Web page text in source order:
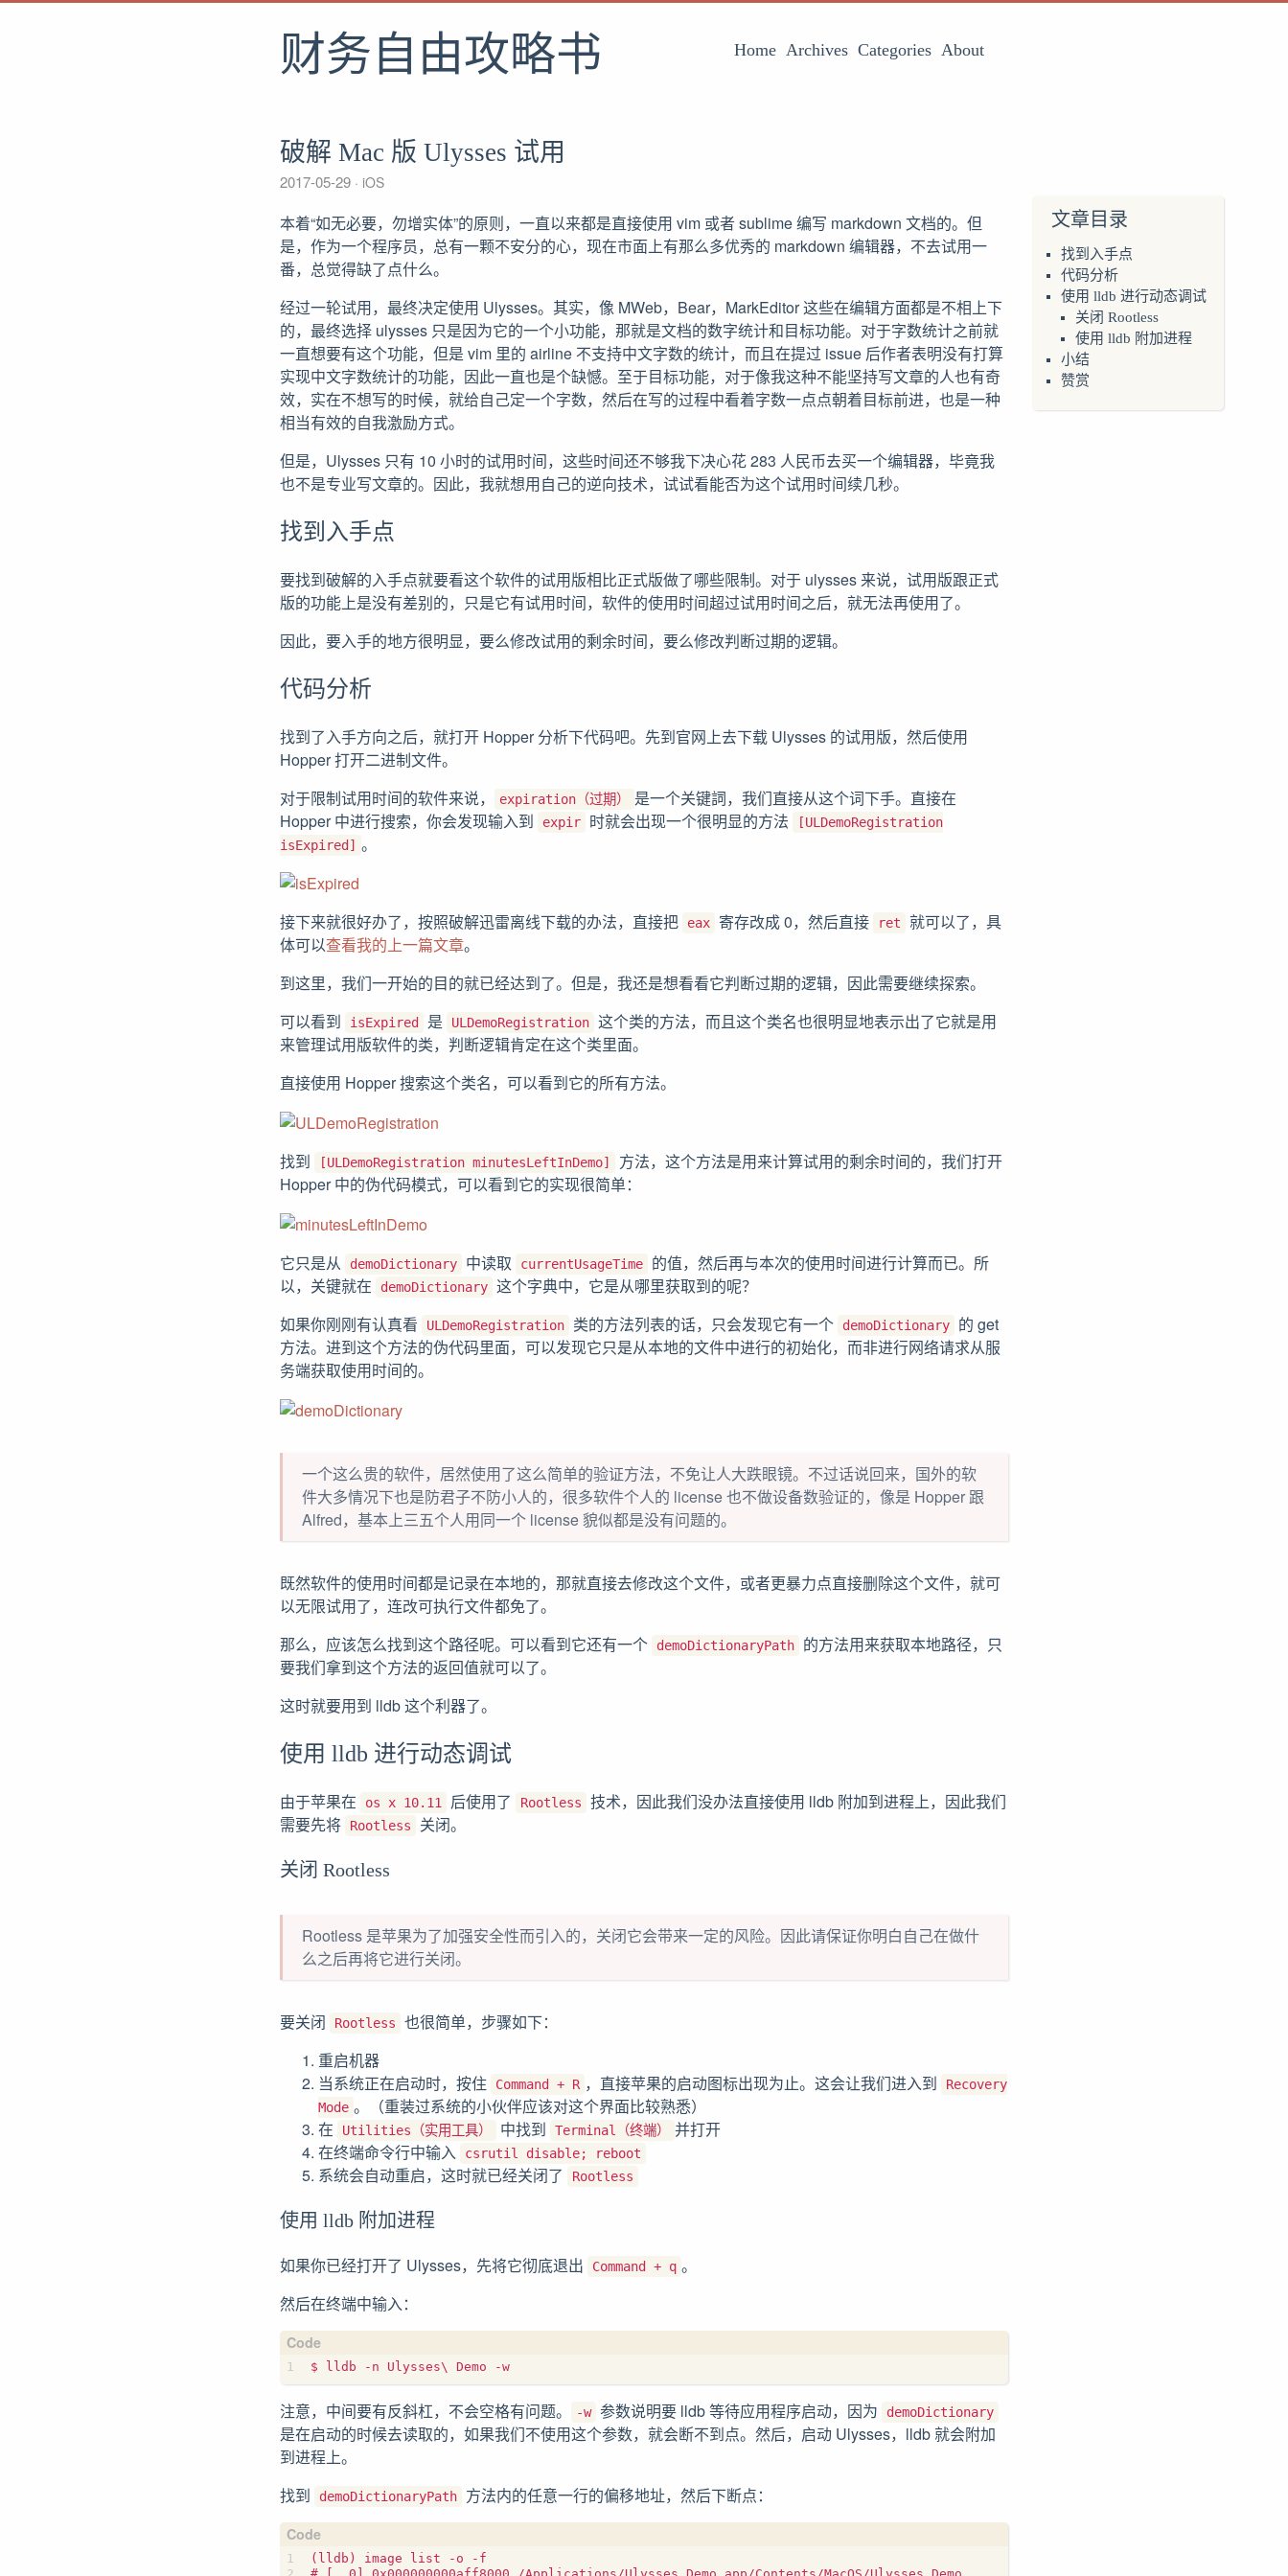
财务自由攻略书 Home Archives Categories About
破解 Mac 版 Ulysses 试用
2017-05-29 iOS
文章目录
找到入手点
代码分析
使用 lldb 进行动态调试
关闭 Rootless
使用 lldb 附加进程
小结
赞赏
本着“如无必要，勿增实体”的原则，一直以来都是直接使用 vim 或者 sublime 编写 markdown 文档的。但
是，作为一个程序员，总有一颗不安分的心，现在市面上有那么多优秀的 markdown 编辑器，不去试用一
番，总觉得缺了点什么。
经过一轮试用，最终决定使用 Ulysses。其实，像 MWeb，Bear，MarkEditor 这些在编辑方面都是不相上下
的，最终选择 ulysses 只是因为它的一个小功能，那就是文档的数字统计和目标功能。对于字数统计之前就
一直想要有这个功能，但是 vim 里的 airline 不支持中文字数的统计，而且在提过 issue 后作者表明没有打算
实现中文字数统计的功能，因此一直也是个缺憾。至于目标功能，对于像我这种不能坚持写文章的人也有奇
效，实在不想写的时候，就给自己定一个字数，然后在写的过程中看着字数一点点朝着目标前进，也是一种
相当有效的自我激励方式。
但是，Ulysses 只有 10 小时的试用时间，这些时间还不够我下决心花 283 人民币去买一个编辑器，毕竟我
也不是专业写文章的。因此，我就想用自己的逆向技术，试试看能否为这个试用时间续几秒。
找到入手点
要找到破解的入手点就要看这个软件的试用版相比正式版做了哪些限制。对于 ulysses 来说，试用版跟正式
版的功能上是没有差别的，只是它有试用时间，软件的使用时间超过试用时间之后，就无法再使用了。
因此，要入手的地方很明显，要么修改试用的剩余时间，要么修改判断过期的逻辑。
代码分析
找到了入手方向之后，就打开 Hopper 分析下代码吧。先到官网上去下载 Ulysses 的试用版，然后使用
Hopper 打开二进制文件。
对于限制试用时间的软件来说，
expiration（过期）
是一个关键詞，我们直接从这个词下手。直接在
Hopper 中进行搜索，你会发现输入到
expir 时就会出现一个很明显的方法
[ULDemoRegistration
isExpired] 。
接下来就很好办了，按照破解迅雷离线下载的办法，直接把 eax 寄存改成 0，然后直接 ret
就可以了，具
体可以查看我的上一篇文章。
到这里，我们一开始的目的就已经达到了。但是，我还是想看看它判断过期的逻辑，因此需要继续探索。
可以看到
isExpired 是 ULDemoRegistration 这个类的方法，而且这个类名也很明显地表示出了它就是用
来管理试用版软件的类，判断逻辑肯定在这个类里面。
直接使用 Hopper 搜索这个类名，可以看到它的所有方法。
找到 [ULDemoRegistration minutesLeftInDemo]
方法，这个方法是用来计算试用的剩余时间的，我们打开
Hopper 中的伪代码模式，可以看到它的实现很简单：
它只是从 demoDictionary 中读取 currentUsageTime
的值，然后再与本次的使用时间进行计算而已。所
以，关键就在
demoDictionary 这个字典中，它是从哪里获取到的呢？
如果你刚刚有认真看
ULDemoRegistration 类的方法列表的话，只会发现它有一个 demoDictionary
的 get
方法。进到这个方法的伪代码里面，可以发现它只是从本地的文件中进行的初始化，而非进行网络请求从服
务端获取使用时间的。
一个这么贵的软件，居然使用了这么简单的验证方法，不免让人大跌眼镜。不过话说回来，国外的软
件大多情况下也是防君子不防小人的，很多软件个人的 license 也不做设备数验证的，像是 Hopper 跟
Alfred，基本上三五个人用同一个 license 貌似都是没有问题的。
既然软件的使用时间都是记录在本地的，那就直接去修改这个文件，或者更暴力点直接删除这个文件，就可
以无限试用了，连改可执行文件都免了。
那么，应该怎么找到这个路径呢。可以看到它还有一个
demoDictionaryPath
的方法用来获取本地路径，只
要我们拿到这个方法的返回值就可以了。
这时就要用到 lldb 这个利器了。
使用 lldb 进行动态调试
由于苹果在 os x 10.11 后使用了 Rootless
技术，因此我们没办法直接使用 lldb 附加到进程上，因此我们
需要先将
Rootless 关闭。
关闭 Rootless
Rootless 是苹果为了加强安全性而引入的，关闭它会带来一定的风险。因此请保证你明白自己在做什
么之后再将它进行关闭。
要关闭 Rootless
也很简单，步骤如下：
重启机器
当系统正在启动时，按住
Command + R ，直接苹果的启动图标出现为止。这会让我们进入到
Recovery
Mode 。（重装过系统的小伙伴应该对这个界面比较熟悉）
在
Utilities（实用工具） 中找到 Terminal（终端）
并打开
在终端命令行中输入
csrutil disable; reboot
系统会自动重启，这时就已经关闭了 Rootless
使用 lldb 附加进程
如果你已经打开了 Ulysses，先将它彻底退出 Command + q 。
然后在终端中输入：
注意，中间要有反斜杠，不会空格有问题。 -w 参数说明要 lldb 等待应用程序启动，因为 demoDictionary
是在启动的时候去读取的，如果我们不使用这个参数，就会断不到点。然后，启动 Ulysses，lldb 就会附加
到进程上。
找到
demoDictionaryPath 方法内的任意一行的偏移地址，然后下断点：